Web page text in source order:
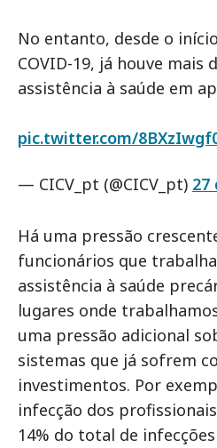
No entanto, desde o
COVID-19, já houve mais
assistência à saúde em
pic.twitter.com/
— CICV_pt (@CICV_pt) 27
Há uma pressão
funcionários que
assistência à saúde
lugares onde
uma pressão adicional
sistemas que já sofrem
investimentos. Por
infecção dos
14% do total de